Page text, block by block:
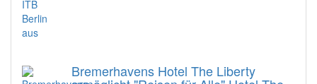
Bremerhavens Hotel The Liberty